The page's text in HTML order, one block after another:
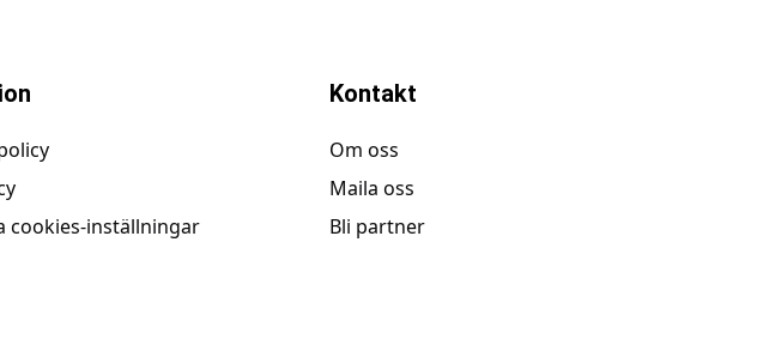
cookies-inställningar
Kontakt
Om oss
Maila oss
Bli partner